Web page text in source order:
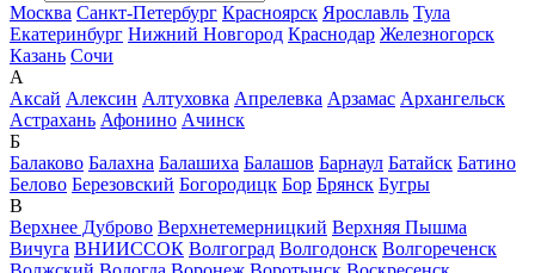
Москва Санкт-Петербург Красноярск Ярославль Тула
Екатеринбург Нижний Новгород Краснодар Железногорск
Казань Сочи
А
Аксай Алексин Алтуховка Апрелевка Арзамас Архангельск
Астрахань Афонино Ачинск
Б
Балаково Балахна Балашиха Балашов Барнаул Батайск Батино
Белово Березовский Богородицк Бор Брянск Бугры
В
Верхнее Дуброво Верхнетемерницкий Верхняя Пышма
Вичуга ВНИИССОК Волгоград Волгодонск Волгореченск